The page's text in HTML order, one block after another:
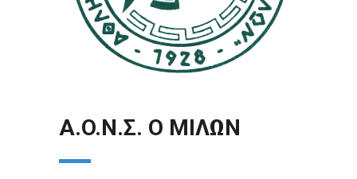
A.O.N.Σ. Ο ΜΙΛΩΝ